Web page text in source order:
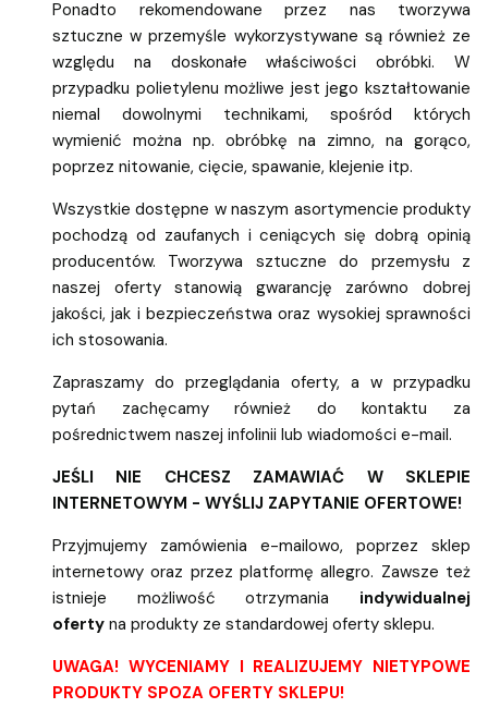
Ponadto rekomendowane przez nas tworzywa
sztuczne w przemyśle wykorzystywane są również ze
względu na doskonałe właściwości obróbki. W
przypadku polietylenu możliwe jest jego kształtowanie
niemal dowolnymi technikami, spośród których
wymienić można np. obróbkę na zimno, na gorąco,
poprzez nitowanie, cięcie, spawanie, klejenie itp.
Wszystkie dostępne w naszym asortymencie produkty
pochodzą od zaufanych i ceniących się dobrą opinią
producentów. Tworzywa sztuczne do przemysłu z
naszej oferty stanowią gwarancję zarówno dobrej
jakości, jak i bezpieczeństwa oraz wysokiej sprawności
ich stosowania.
Zapraszamy do przeglądania oferty, a w przypadku
pytań zachęcamy również do kontaktu za
pośrednictwem naszej infolinii lub wiadomości e-mail.
JEŚLI NIE CHCESZ ZAMAWIAĆ W SKLEPIE
INTERNETOWYM - WYŚLIJ ZAPYTANIE OFERTOWE!
Przyjmujemy zamówienia e-mailowo, poprzez sklep
internetowy oraz przez platformę allegro. Zawsze też
istnieje możliwość otrzymania indywidualnej
oferty na produkty ze standardowej oferty sklepu.
UWAGA! WYCENIAMY I REALIZUJEMY NIETYPOWE
PRODUKTY SPOZA OFERTY SKLEPU!